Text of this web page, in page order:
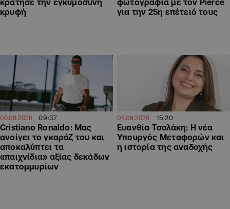
κράτησε την εγκυμοσύνη
κρυφή
φωτογραφία με τον Pierce
για την 25η επέτειό τους
06.08.2026 09:37
Cristiano Ronaldo: Μας
ανοίγει το γκαράζ του και
αποκαλύπτει τα
«παιχνίδια» αξίας δεκάδων
εκατομμυρίων
05.08.2026 15:20
Ευανθία Τσολάκη: Η νέα
Υπουργός Μεταφορών και
η ιστορία της αναδοχής